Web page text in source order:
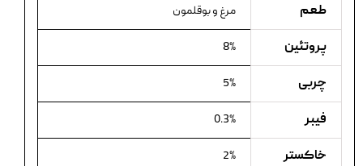
طعم مرغ و بوقلمون
پروتئین 8%
چربی 5%
فیبر 0.3%
خاکستر 2%